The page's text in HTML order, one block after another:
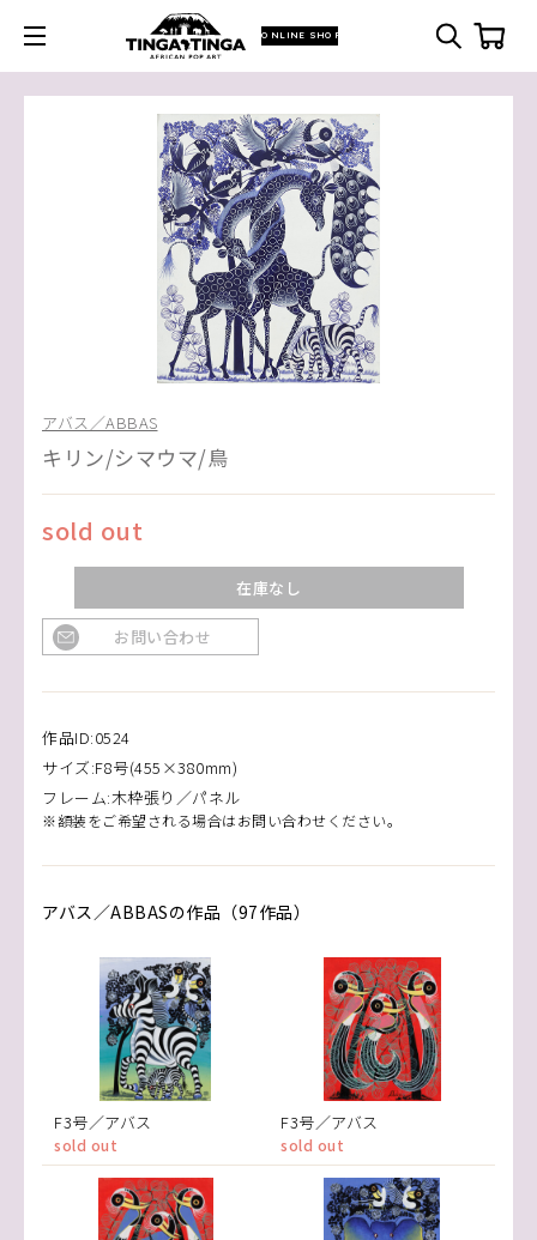
ONLINE SHOP
アバス／ABBAS
キリン/シマウマ/鳥
sold out
在庫なし
お問い合わせ
作品ID:0524
サイズ:F8号(455×380mm)
フレーム:木枠張り／パネル
※額装をご希望される場合はお問い合わせください。
アバス／ABBASの作品（97作品）
F3号／アバス
sold out
F3号／アバス
sold out